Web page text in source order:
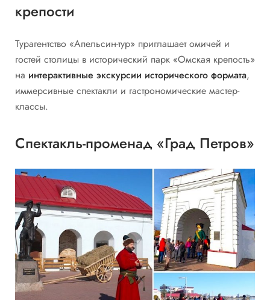
крепости
Турагентство «Апельсин-тур» приглашает омичей и
гостей столицы в исторический парк «Омская крепость»
на интерактивные экскурсии исторического формата,
иммерсивные спектакли и гастрономические мастер-
классы.
Спектакль-променад «Град Петров»